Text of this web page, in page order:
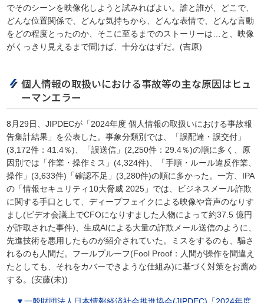
でそのシーンを映像化しようと試みればよい。誰と誰が、どこで、
どんな位置関係で、どんな気持ちから、どんな表情で、どんな言動
をどの程度とったのか、そこに至るまでのストーリーは…と、映像
がくっきり見えるまで聞けば、十分なはずだ。(吉原)
個人情報の取扱いにおける事故等の主な原因はヒュ
ーマンエラー
8月29日、JIPDECが「2024年度 個人情報の取扱いにおける事故報
告集計結果」を公表した。事象分類別では、「誤配達・誤交付」
(3,172件：41.4％)、「誤送信」(2,250件：29.4％)の順に多く、原
因別では「作業・操作ミス」(4,324件)、「手順・ルール違反作業、
操作」(3,633件)「確認不足」(3,280件)の順に多かった。一方、IPA
の「情報セキュリティ10大脅威 2025」では、ビジネスメール詐欺
に関する手口として、ディープフェイクによる映像や音声のなりす
まし(ビデオ会議上でCFOになりすました人物によって約37.5 億円
が詐取された事件)、生成AIによる大量の詐欺メール送信のように、
先進技術を悪用したものが紹介されていた。ミスをするのも、騙さ
れるのも人間だ。フールプルーフ(Fool Proof：人間が操作を間違え
たとしても、それをカバーできような仕組み)に基づく対策をお薦め
する。(安藤(未))